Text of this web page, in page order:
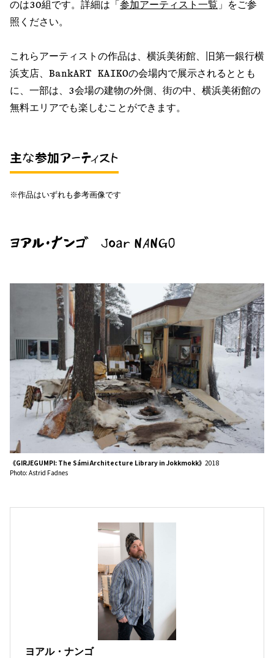
のは30組です。詳細は「 参加アーティスト一覧 」をご参
照ください。
これらアーティストの作品は、横浜美術館、旧第一銀行横
浜支店、BankART KAIKOの会場内で展示されるととも
に、一部は、3会場の建物の外側、街の中、横浜美術館の
無料エリアでも楽しむことができます。
主な参加アーティスト
※作品はいずれも参考画像です
ヨアル・ナンゴ Joar NANGO
《GIRJEGUMPI: The Sámi Architecture Library in Jokkmokk》 2018
Photo: Astrid Fadnes
ヨアル・ナンゴ